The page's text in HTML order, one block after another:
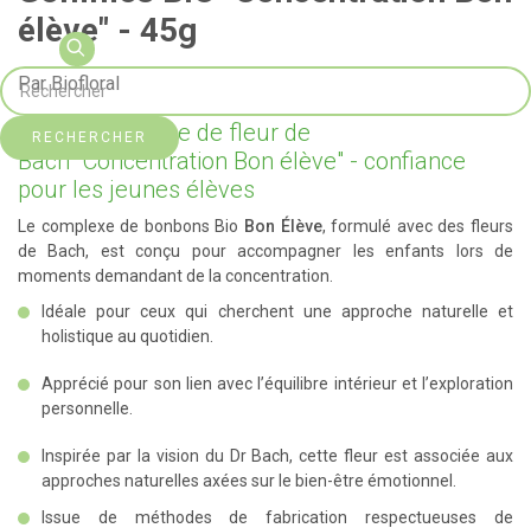
RECHERCHER
élève" - 45g
Par Biofloral
Gommes à base de fleur de
Bach "Concentration Bon élève" - confiance
pour les jeunes élèves
Le complexe de bonbons Bio Bon Élève, formulé avec des fleurs
de Bach, est conçu pour accompagner les enfants lors de
moments demandant de la concentration.
Idéale pour ceux qui cherchent une approche naturelle et
holistique au quotidien.
Apprécié pour son lien avec l’équilibre intérieur et l’exploration
personnelle.
Inspirée par la vision du Dr Bach, cette fleur est associée aux
approches naturelles axées sur le bien-être émotionnel.
Issue de méthodes de fabrication respectueuses de